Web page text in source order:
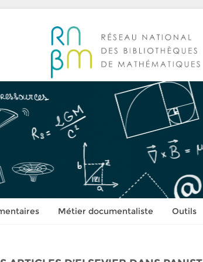
Métier documentaliste Outils